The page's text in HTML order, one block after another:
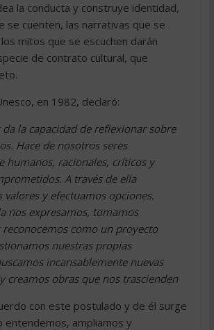
la conducta y construye identidad,
se cuenten, las narrativas que se
mitos que se escuchen darán
de contrato cultural, que
en 1982, declaró:
da la capacidad de reflexionar sobre
Hace de nosotros seres
humanos, racionales, críticos y
A través de ella
valores y efectuamos opciones.
nos expresamos, tomamos
reconocemos como un proyecto
nuestras propias
incansablemente nuevas
creamos obras que nos trascienden
con este postulado y de él surge
entendemos, ampliamos y